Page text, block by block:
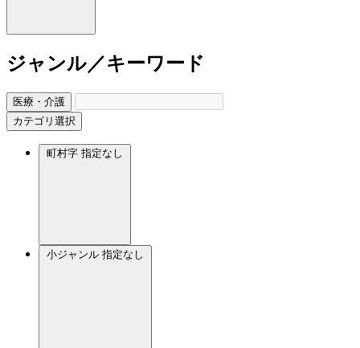
ジャンル／キーワード
医療・介護
カテゴリ選択
町村字 指定なし
小ジャンル 指定なし